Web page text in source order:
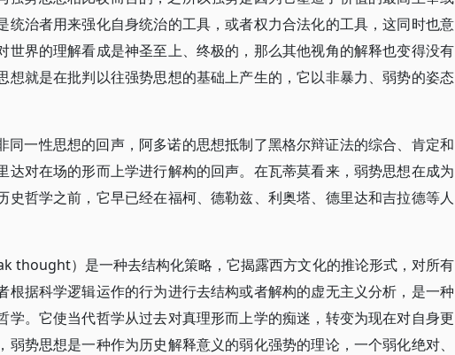
统治者用来强化自身统治的工具，或者权力合法化的工具，这同时也意
世界的理解看成是神圣至上、终极的，那么其他视角的解释也变得没有
想就是在批判以往强势思想的基础上产生的，它以非暴力、弱势的姿态
同一性思想的回声，阿多诺的思想抵制了黑格尔辩证法的综合、肯定和
达对在场的形而上学进行解构的回声。在瓦蒂莫看来，弱势思想在成为
史哲学之前，它早已经在福柯、德勒兹、利奥塔、德里达和吉拉德等人
thought）是一种去结构化策略，它揭露西方文化的推论形式，对所有
根据科学逻辑运作的行为进行去结构或者解构的虚无主义分析，是一种
学。它使当代哲学从过去对真理形而上学的痴迷，转变为现在对自身更
势思想是一种作为历史解释意义的弱化强势的理论，一个弱化绝对、